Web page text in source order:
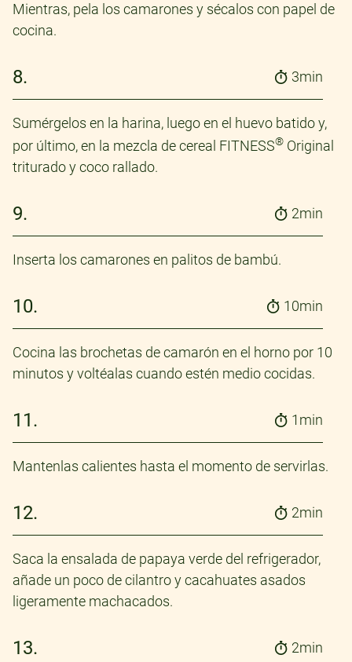
Mientras, pela los camarones y sécalos con papel de
cocina.
8. 3min
Sumérgelos en la harina, luego en el huevo batido y,
por último, en la mezcla de cereal FITNESS® Original
triturado y coco rallado.
9. 2min
Inserta los camarones en palitos de bambú.
10. 10min
Cocina las brochetas de camarón en el horno por 10
minutos y voltéalas cuando estén medio cocidas.
11. 1min
Mantenlas calientes hasta el momento de servirlas.
12. 2min
Saca la ensalada de papaya verde del refrigerador,
añade un poco de cilantro y cacahuates asados
ligeramente machacados.
13. 2min